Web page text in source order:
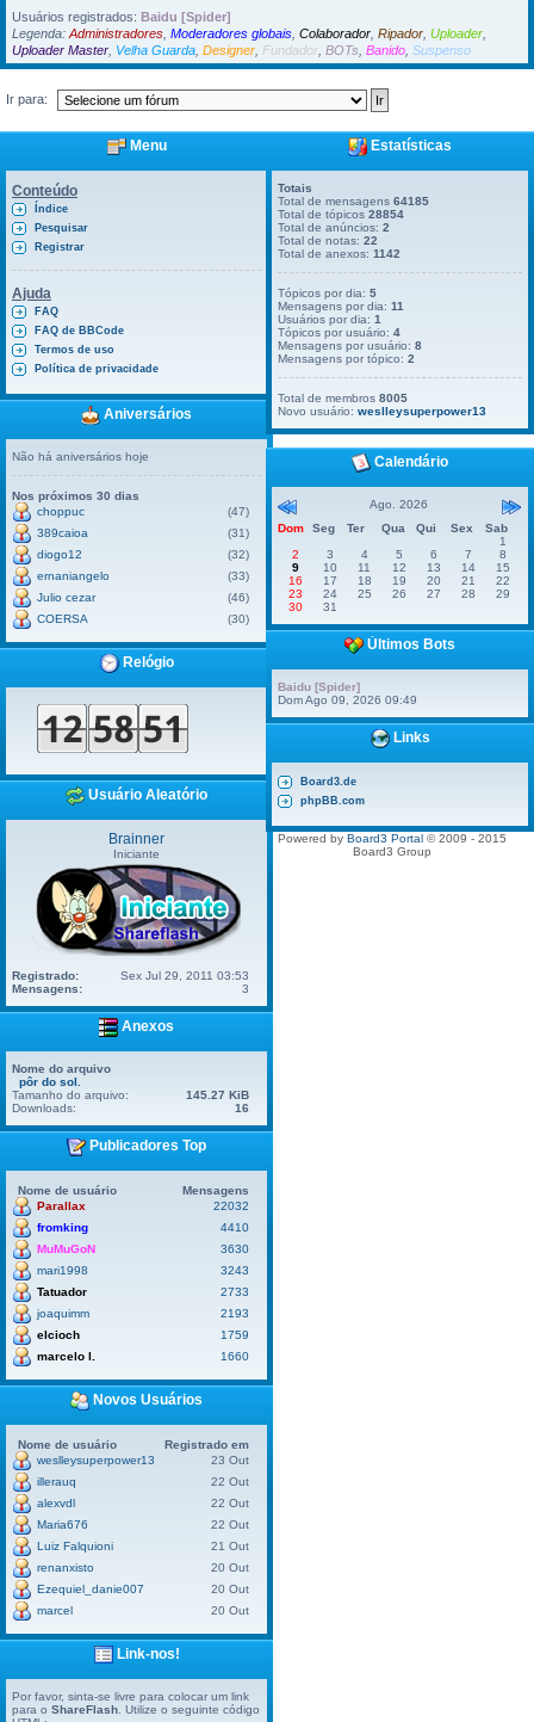
Usuários registrados: Baidu [Spider]
Legenda:Administradores, Moderadores globais, Colaborador, Ripador, Uploader,
Uploader Master, Velha Guarda, Designer, Fundador, BOTs, Banido, Suspenso
Ir para:
Menu
Conteúdo
Índice
Pesquisar
Registrar
Ajuda
FAQ
FAQ de BBCode
Termos de uso
Política de privacidade
Aniversários
Não há aniversários hoje
Nos próximos 30 dias
choppuc
(47)
389caioa
(31)
diogo12
(32)
ernaniangelo
(33)
Julio cezar
(46)
COERSA
(30)
Relógio
Usuário Aleatório
Brainner
Iniciante
Registrado:
Sex Jul 29, 2011 03:53
Mensagens:
3
Anexos
Nome do arquivo
pôr do sol.
Tamanho do arquivo:
145.27 KiB
Downloads:
16
Publicadores Top
Nome de usuário
Mensagens
Parallax
22032
fromking
4410
MuMuGoN
3630
mari1998
3243
Tatuador
2733
joaquimm
2193
elcioch
1759
marcelo l.
1660
Novos Usuários
Nome de usuário
Registrado em
weslleysuperpower13
23 Out
illerauq
22 Out
alexvdl
22 Out
Maria676
22 Out
Luiz Falquioni
21 Out
renanxisto
20 Out
Ezequiel_danie007
20 Out
marcel
20 Out
Link-nos!
Por favor, sinta-se livre para colocar um link
para o ShareFlash. Utilize o seguinte código
Estatísticas
Totais
Total de mensagens64185
Total de tópicos28854
Total de anúncios:2
Total de notas:22
Total de anexos:1142
Tópicos por dia:5
Mensagens por dia:11
Usuários por dia:1
Tópicos por usuário:4
Mensagens por usuário:8
Mensagens por tópico:2
Total de membros8005
Novo usuário:weslleysuperpower13
Calendário
Ago. 2026
Dom
Seg Ter Qua Qui Sex
Sab
1
2
3 4 5 6 7
8
9
10 11 12 13 14
15
16
17 18 19 20 21
22
23
24 25 26 27 28
29
30
31
Últimos Bots
Baidu [Spider]
Dom Ago 09, 2026 09:49
Links
Board3.de
phpBB.com
Powered by Board3 Portal © 2009 - 2015
Board3 Group